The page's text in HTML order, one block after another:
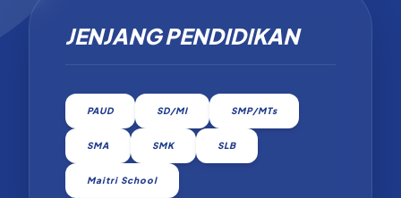
JENJANG PENDIDIKAN
PAUD SD/MI SMP/MTs
SMA SMK SLB
Maitri School